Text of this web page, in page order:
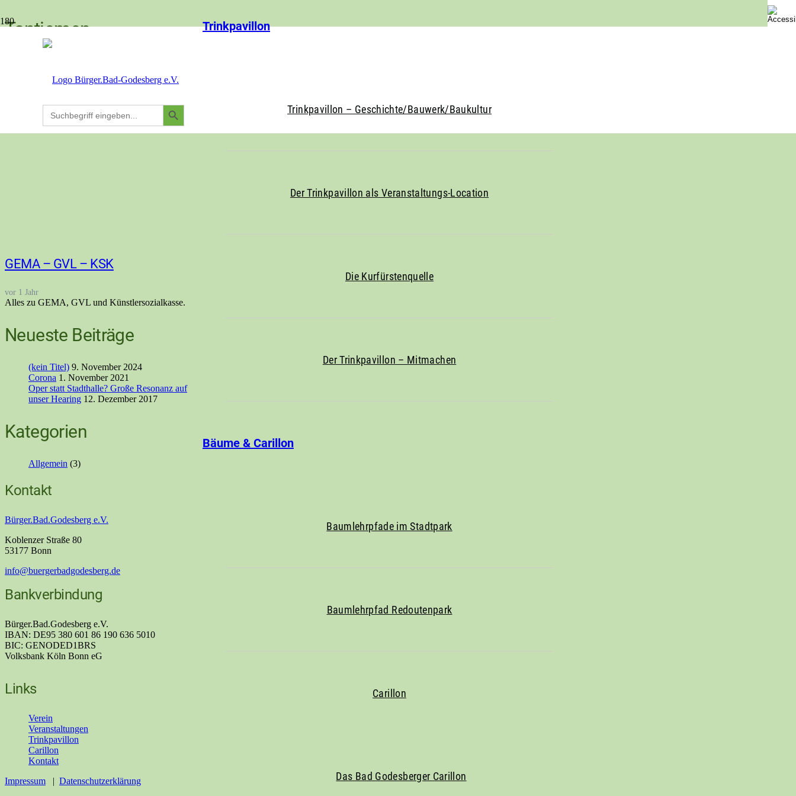
Trinkpavillon
Trinkpavillon – Geschichte/Bauwerk/Baukultur
Der Trinkpavillon als Veranstaltungs-Location
Die Kurfürstenquelle
Der Trinkpavillon – Mitmachen
Bäume & Carillon
Baumlehrpfade im Stadtpark
Baumlehrpfad Redoutenpark
Carillon
Das Bad Godesberger Carillon
Search
for:
Search
Button
Tantiemen
GEMA – GVL – KSK
vor 1 Jahr
Alles zu GEMA, GVL und Künstlersozialkasse.
Neueste Beiträge
(kein Titel) 9. November 2024
Corona 1. November 2021
Oper statt Stadthalle? Große Resonanz auf
unser Hearing 12. Dezember 2017
Kategorien
Allgemein (3)
Kontakt
Bürger.Bad.Godesberg e.V.
Koblenzer Straße 80
53177 Bonn
info@buergerbadgodesberg.de
Bankverbindung
Bürger.Bad.Godesberg e.V.
IBAN: DE95 380 601 86 190 636 5010
BIC: GENODED1BRS
Volksbank Köln Bonn eG
Links
Verein
Veranstaltungen
Trinkpavillon
Carillon
Kontakt
Impressum | Datenschutzerklärung